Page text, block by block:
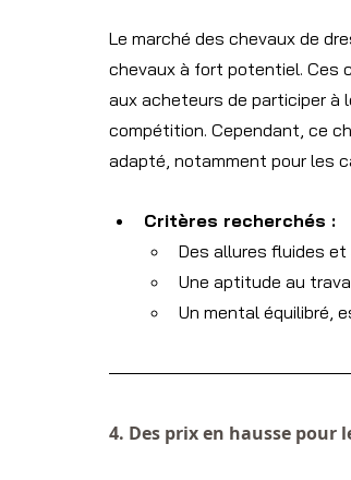
Le marché des chevaux de
chevaux à fort potentiel. Ces
aux acheteurs de participer à
compétition. Cependant, ce
adapté, notamment pour les
Critères recherchés :
Des allures fluides
Une aptitude au
Un mental équilibré,
4. Des prix en hausse pour